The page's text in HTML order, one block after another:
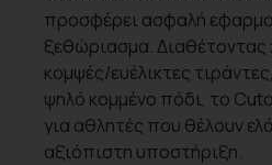
προσφέρει ασφαλή
ξεθώριασμα. Διαθέτοντας
κομψές/ευέλικτες
ψηλό κομμένο πόδι, το
για αθλητές που θέλουν
αξιόπιστη υποστήριξη.